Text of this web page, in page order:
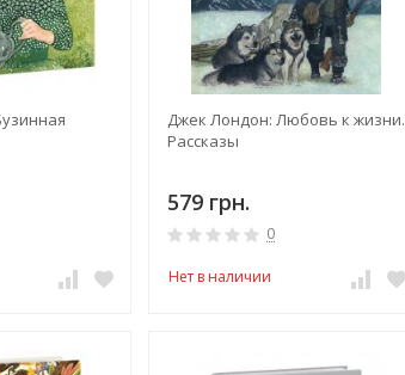
Джек Лондон: Любовь к жизни.
Рассказы
579 грн.
0
Нет в наличии